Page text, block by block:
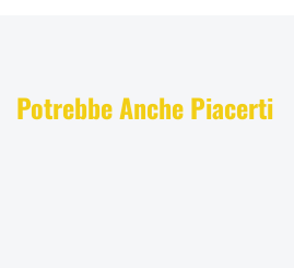
Potrebbe Anche Piacerti